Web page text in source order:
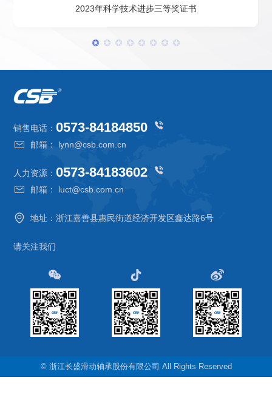
2023年科学技术进步三等奖证书
销售电话：0573-84184850
邮箱： lynn@csb.com.cn
人力资源：0573-84183602
邮箱： luct@csb.com.cn
地址：浙江嘉善县惠民街道经济开发区鑫达路6号
请关注我们
© 浙江长盛滑动轴承股份有限公司 All Rights Reserved